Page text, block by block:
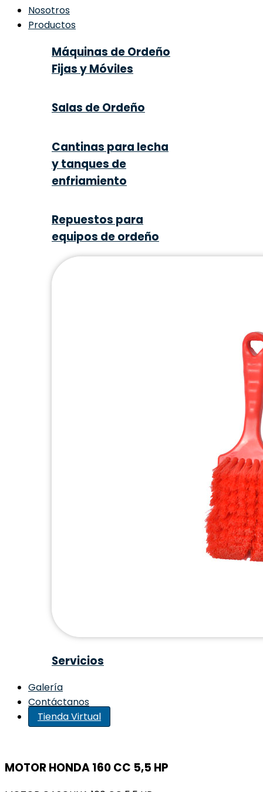
Nosotros
Productos
Máquinas de Ordeño
Fijas y Móviles
Salas de Ordeño
Cantinas para lecha
y tanques de
enfriamiento
Repuestos para
equipos de ordeño
Servicios
Galería
Contáctanos
Tienda Virtual
MOTOR HONDA 160 CC 5,5 HP